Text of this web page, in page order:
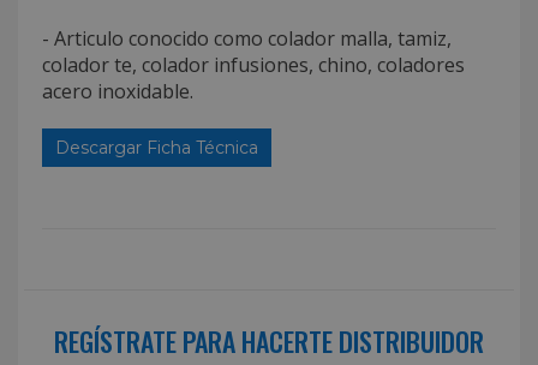
- Articulo conocido como colador malla, tamiz,
colador te, colador infusiones, chino, coladores
acero inoxidable.
Descargar Ficha Técnica
REGÍSTRATE PARA HACERTE DISTRIBUIDOR